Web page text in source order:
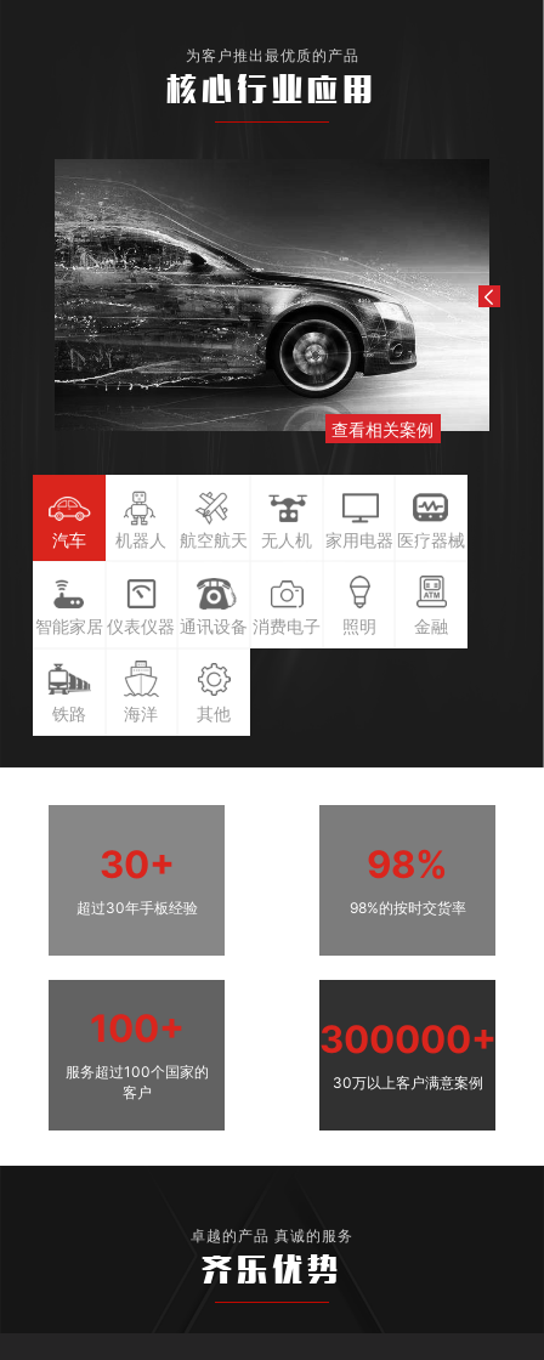
为客户推出最优质的产品
核心行业应用
查看相关案例
汽车 机器人 航空航天 无人机 家用电器 医疗器械
智能家居 仪表仪器 通讯设备 消费电子 照明 金融
铁路 海洋 其他
30+
超过30年手板经验
98%
98%的按时交货率
100+
服务超过100个国家的
客户
300000+
30万以上客户满意案例
卓越的产品 真诚的服务
齐乐优势